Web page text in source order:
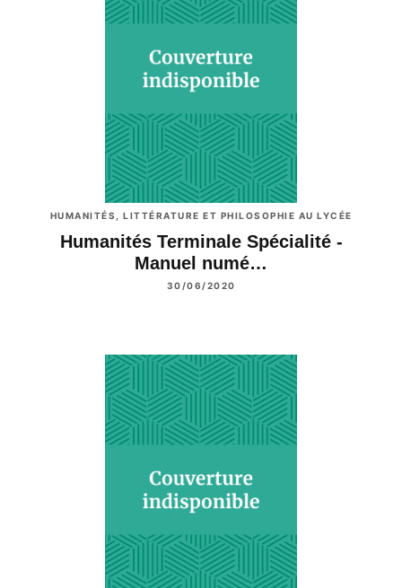
HUMANITÉS, LITTÉRATURE ET PHILOSOPHIE AU LYCÉE
Humanités Terminale Spécialité -
Manuel numé…
30/06/2020